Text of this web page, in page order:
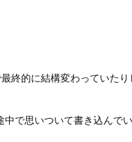
的に結構変わっていたり
で思いついて書き込んで